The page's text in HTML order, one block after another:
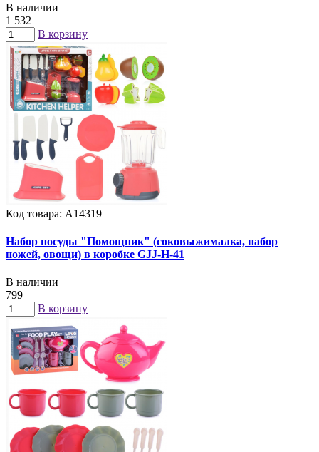
В наличии
1 532
В корзину
Код товара: А14319
Набор посуды "Помощник" (соковыжималка, набор
ножей, овощи) в коробке GJJ-H-41
В наличии
799
В корзину